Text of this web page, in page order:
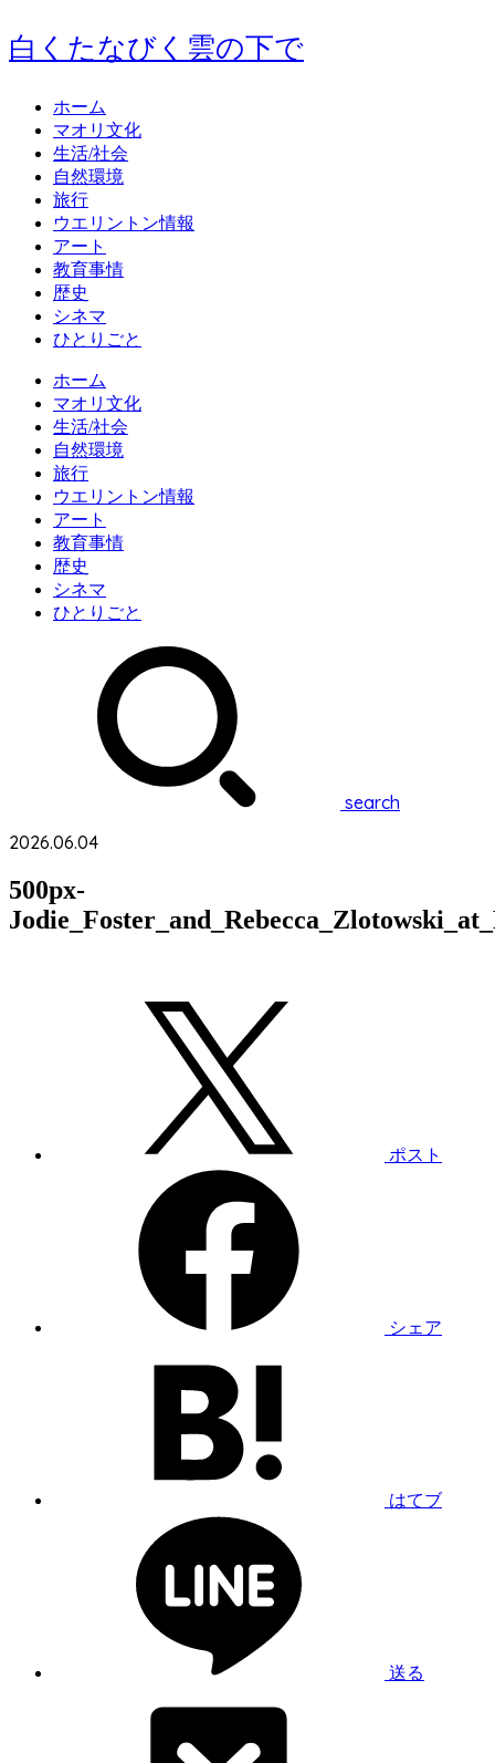
白くたなびく雲の下で
ホーム
マオリ文化
生活/社会
自然環境
旅行
ウエリントン情報
アート
教育事情
歴史
シネマ
ひとりごと
ホーム
マオリ文化
生活/社会
自然環境
旅行
ウエリントン情報
アート
教育事情
歴史
シネマ
ひとりごと
search
2026.06.04
500px-
ポスト
シェア
はてブ
送る